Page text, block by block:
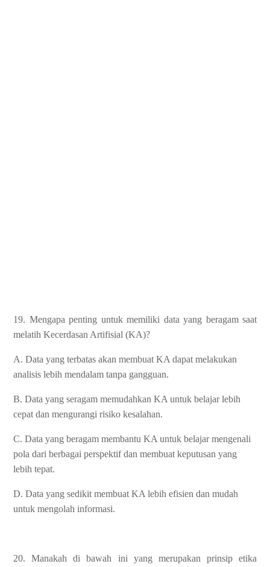
19. Mengapa penting untuk memiliki data yang beragam saat
melatih Kecerdasan Artifisial (KA)?
A. Data yang terbatas akan membuat KA dapat melakukan
analisis lebih mendalam tanpa gangguan.
B. Data yang seragam memudahkan KA untuk belajar lebih
cepat dan mengurangi risiko kesalahan.
C. Data yang beragam membantu KA untuk belajar mengenali
pola dari berbagai perspektif dan membuat keputusan yang
lebih tepat.
D. Data yang sedikit membuat KA lebih efisien dan mudah
untuk mengolah informasi.
20. Manakah di bawah ini yang merupakan prinsip etika